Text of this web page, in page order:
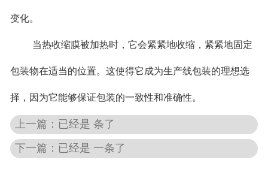
变化。
当热收缩膜被加热时，它会紧紧地收缩，紧紧地固定
包装物在适当的位置。这使得它成为生产线包装的理想选
择，因为它能够保证包装的一致性和准确性。
上一篇：已经是 条了
下一篇：已经是 一条了